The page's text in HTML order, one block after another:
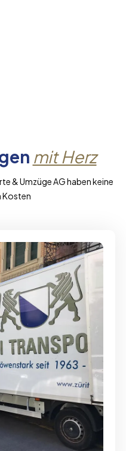
mit Herz
& Umzüge AG haben keine
Kosten